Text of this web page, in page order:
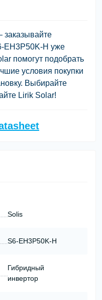
EH3P50K-H уже
помогут подобрать
условия покупки
Выбирайте
Lirik Solar!
Solis
S6-EH3P50K-H
Гибридный
инвертор